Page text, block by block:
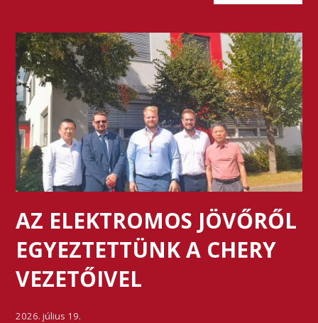
AZ ELEKTROMOS JÖVŐRŐL
EGYEZTETTÜNK A CHERY
VEZETŐIVEL
2026. július 19.